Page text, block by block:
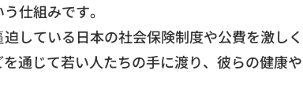
仕組みです。
している日本の社会保険制度や公費を激し
通じて若い人たちの手に渡り、 彼らの健康